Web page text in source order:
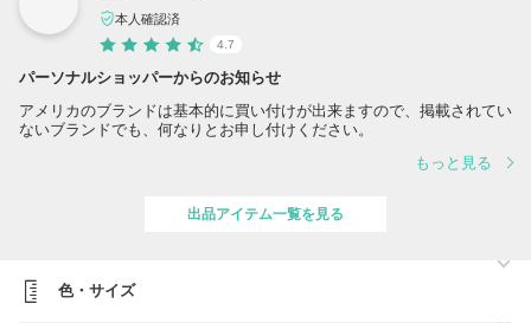
本人確認済
4.7
パーソナルショッパーからのお知らせ
アメリカのブランドは基本的に買い付けが出来ますので、掲載されてい
ないブランドでも、何なりとお申し付けください。
もっと見る
出品アイテム一覧を見る
色・サイズ